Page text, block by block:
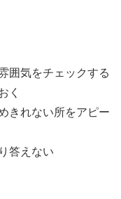
囲気をチェックする
く
きれない所をアピー
答えない